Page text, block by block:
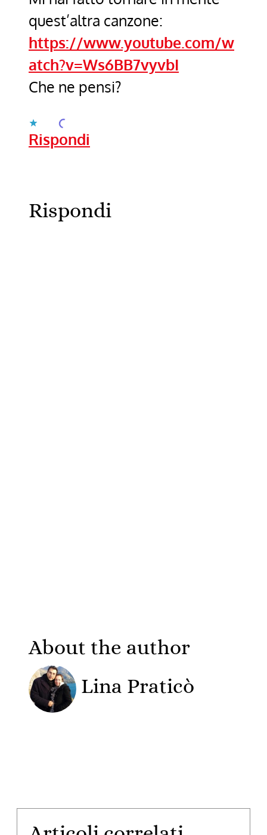
quest’altra canzone:
https://www.youtube.com/w
atch?v=Ws6BB7vyvbI
Che ne pensi?
Caricamento...
Rispondi
Rispondi
About the author
Lina Praticò